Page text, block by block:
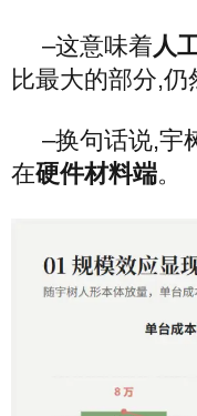
–这意味着 人
比最大的部分,仍
–换句话说,宇
在硬件材料端。